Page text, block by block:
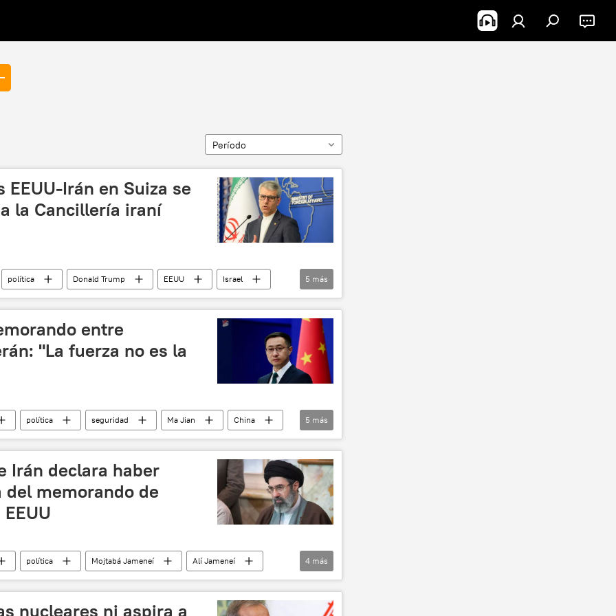
Período
EEUU-Irán en Suiza se
la Cancillería iraní
política Donald Trump EEUU
Israel
Medio
🛡️ Zonas de conflicto
5 más
entre
"La fuerza no es la
política seguridad Ma Jian
China
Telegram Irán Teherán Donald Trump
5 más
Irán declara haber
memorando de
política Mojtabá Jameneí
Alí Jameneí
🌍 Oriente Medio
4 más
nucleares ni aspira a